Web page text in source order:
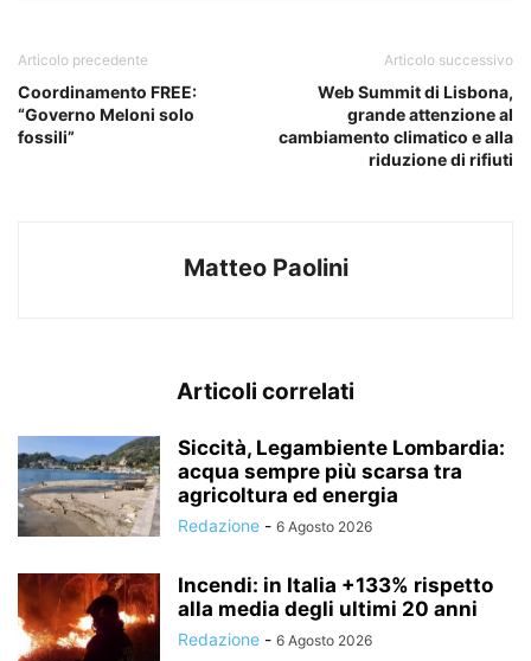
Articolo precedente
Coordinamento FREE:
“Governo Meloni solo
fossili”
Articolo successivo
Web Summit di Lisbona,
grande attenzione al
cambiamento climatico e alla
riduzione di rifiuti
Matteo Paolini
Articoli correlati
Siccità, Legambiente Lombardia:
acqua sempre più scarsa tra
agricoltura ed energia
Redazione - 6 Agosto 2026
Incendi: in Italia +133% rispetto
alla media degli ultimi 20 anni
Redazione - 6 Agosto 2026